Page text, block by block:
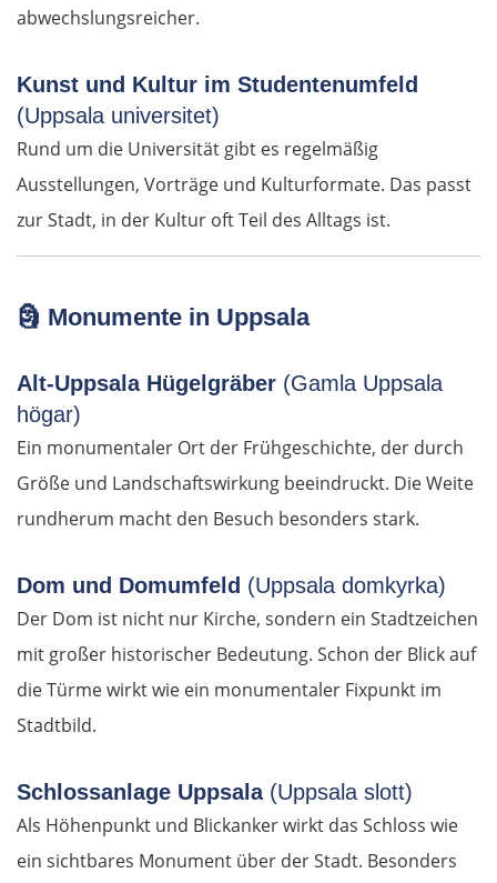
abwechslungsreicher.
Kunst und Kultur im Studentenumfeld
(Uppsala universitet)
Rund um die Universität gibt es regelmäßig
Ausstellungen, Vorträge und Kulturformate. Das passt
zur Stadt, in der Kultur oft Teil des Alltags ist.
🗿 Monumente in Uppsala
Alt-Uppsala Hügelgräber (Gamla Uppsala
högar)
Ein monumentaler Ort der Frühgeschichte, der durch
Größe und Landschaftswirkung beeindruckt. Die Weite
rundherum macht den Besuch besonders stark.
Dom und Domumfeld (Uppsala domkyrka)
Der Dom ist nicht nur Kirche, sondern ein Stadtzeichen
mit großer historischer Bedeutung. Schon der Blick auf
die Türme wirkt wie ein monumentaler Fixpunkt im
Stadtbild.
Schlossanlage Uppsala (Uppsala slott)
Als Höhenpunkt und Blickanker wirkt das Schloss wie
ein sichtbares Monument über der Stadt. Besonders
Rumänien West
Craiova
Târgu Jiu
Petroșani
Diemrich
Lugosch
Timișoara
Ungarn Süd
Baja
Kroatien
Osijek
Virovitica